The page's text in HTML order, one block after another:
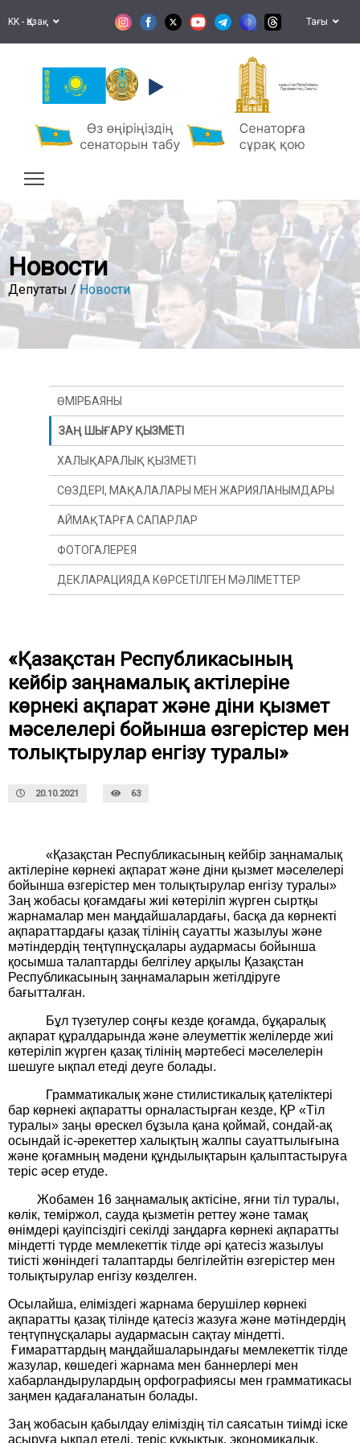
KK - Қазақ Тағы
Қазақстан Республикасы
Парламентінің Сенаты
Новости
Депутаты /Новости
«Қазақстан Республикасының
кейбір заңнамалық актілеріне
көрнекі ақпарат және діни қызмет
мәселелері бойынша өзгерістер мен
толықтырулар енгізу туралы»
20.10.2021 63
«Қазақстан Республикасының кейбір заңнамалық
актілеріне көрнекі ақпарат және діни қызмет мәселелері
бойынша өзгерістер мен толықтырулар енгізу туралы»
Заң жобасы қоғамдағы жиі көтеріліп жүрген сыртқы
жарнамалар мен маңдайшалардағы, басқа да көрнекті
ақпараттардағы қазақ тілінің сауатты жазылуы және
мәтіндердің теңтүпнұсқалары аудармасы бойынша
қосымша талаптарды белгілеу арқылы Қазақстан
Республикасының заңнамаларын жетілдіруге
бағытталған.
Бұл түзетулер соңғы кезде қоғамда, бұқаралық
ақпарат құралдарында және әлеуметтік желілерде жиі
көтеріліп жүрген қазақ тілінің мәртебесі мәселелерін
шешуге ықпал етеді деуге болады.
Грамматикалық және стилистикалық қателіктері
бар көрнекі ақпаратты орналастырған кезде, ҚР «Тіл
туралы» заңы өрескел бұзыла қана қоймай, сондай-ақ
осындай іс-әрекеттер халықтың жалпы сауаттылығына
және қоғамның мәдени құндылықтарын қалыптастыруға
теріс әсер етуде.
Жобамен 16 заңнамалық актісіне, яғни тіл туралы,
көлік, теміржол, сауда қызметін реттеу және тамақ
өнімдері қауіпсіздігі секілді заңдарға көрнекі ақпаратты
міндетті түрде мемлекеттік тілде әрі қатесіз жазылуы
тиісті жөніндегі талаптарды белгілейтін өзгерістер мен
толықтырулар енгізу көзделген.
Осылайша, еліміздегі жарнама берушілер көрнекі
ақпаратты қазақ тілінде қатесіз жазуға және мәтіндердің
теңтүпнұсқалары аудармасын сақтау міндетті.
Ғимараттардың маңдайшаларындағы мемлекеттік тілде
жазулар, көшедегі жарнама мен баннерлері мен
хабарландырулардың орфографиясы мен грамматикасы
заңмен қадағаланатын болады.
Заң жобасын қабылдау еліміздің тіл саясатын тиімді іске
асыруға ықпал етеді, теріс құқықтық, экономикалық,
ӨМІРБАЯНЫ
ЗАҢ ШЫҒАРУ ҚЫЗМЕТІ
ХАЛЫҚАРАЛЫҚ ҚЫЗМЕТІ
СӨЗДЕРІ, МАҚАЛАЛАРЫ МЕН ЖАРИЯЛАНЫМДАРЫ
АЙМАҚТАРҒА САПАРЛАР
ФОТОГАЛЕРЕЯ
ДЕКЛАРАЦИЯДА КӨРСЕТІЛГЕН МӘЛІМЕТТЕР